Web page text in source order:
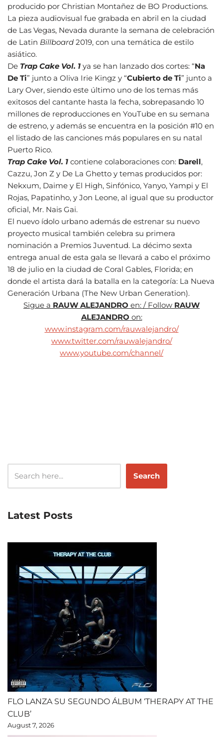
producido por Christian Montañez de BO Productions.
La pieza audiovisual fue grabada en abril en la ciudad
de Las Vegas, Nevada durante la semana de celebración
de Latin Billboard 2019, con una temática de estilo
asiático.
De Trap Cake Vol. 1 ya se han lanzado dos cortes: “Na
De Ti” junto a Oliva Irie Kingz y “Cubierto de Ti” junto a
Lary Over, siendo este último uno de los temas más
exitosos del cantante hasta la fecha, sobrepasando 10
millones de reproducciones en YouTube en su semana
de estreno, y además se encuentra en la posición #10 en
el listado de las canciones más populares en su natal
Puerto Rico.
Trap Cake Vol. 1 contiene colaboraciones con: Darell,
Cazzu, Jon Z y De La Ghetto y temas producidos por:
Nekxum, Daime y El High, Sinfónico, Yanyo, Yampi y El
Rojas, Papatinho, y Jon Leone, al igual que su productor
oficial, Mr. Nais Gai.
El nuevo ídolo urbano además de estrenar su nuevo
proyecto musical también celebra su primera
nominación a Premios Juventud. La décimo sexta
entrega anual de esta gala se llevará a cabo el próximo
18 de julio en la ciudad de Coral Gables, Florida; en
donde el artista dará la batalla en la categoría: La Nueva
Generación Urbana (The New Urban Generation).
Sigue a RAUW ALEJANDRO en: / Follow RAUW
ALEJANDRO on:
www.instagram.com/rauwalejandro/
www.twitter.com/rauwalejandro/
www.youtube.com/channel/
Search
Latest Posts
FLO LANZA SU SEGUNDO ÁLBUM ‘THERAPY AT THE
CLUB’
August 7, 2026